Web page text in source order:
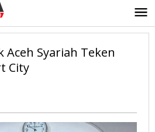
Aceh Syariah Teken
City